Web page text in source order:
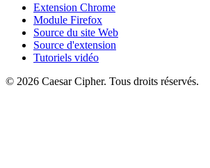
Extension Chrome
Module Firefox
Source du site Web
Source d'extension
Tutoriels vidéo
© 2026 Caesar Cipher. Tous droits réservés.